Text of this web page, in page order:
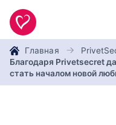
Главная
Благодаря Privetsecret
стать началом новой